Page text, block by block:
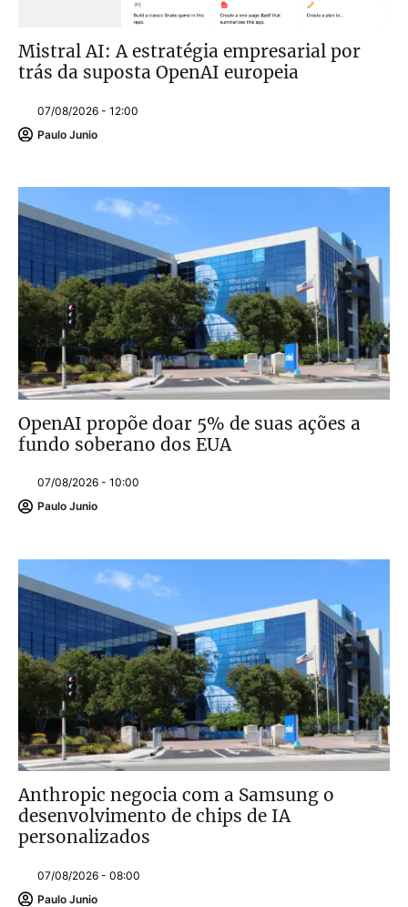
Mistral AI: A estratégia empresarial por
trás da suposta OpenAI europeia
07/08/2026 - 12:00
Paulo Junio
OpenAI propõe doar 5% de suas ações a
fundo soberano dos EUA
07/08/2026 - 10:00
Paulo Junio
Anthropic negocia com a Samsung o
desenvolvimento de chips de IA
personalizados
07/08/2026 - 08:00
Paulo Junio